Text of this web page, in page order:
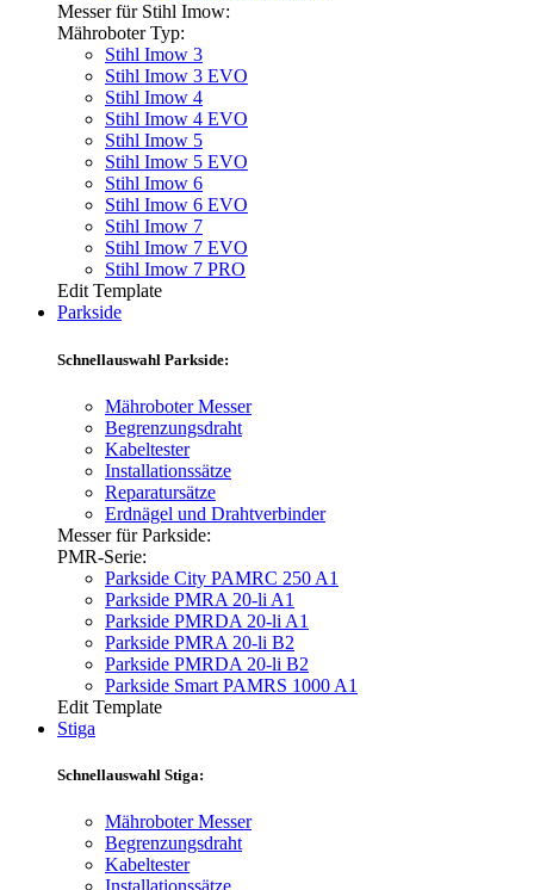
Messer für Stihl Imow:
Mähroboter Typ:
Stihl Imow 3
Stihl Imow 3 EVO
Stihl Imow 4
Stihl Imow 4 EVO
Stihl Imow 5
Stihl Imow 5 EVO
Stihl Imow 6
Stihl Imow 6 EVO
Stihl Imow 7
Stihl Imow 7 EVO
Stihl Imow 7 PRO
Edit Template
Parkside
Schnellauswahl Parkside:
Mähroboter Messer
Begrenzungsdraht
Kabeltester
Installationssätze
Reparatursätze
Erdnägel und Drahtverbinder
Messer für Parkside:
PMR-Serie:
Parkside City PAMRC 250 A1
Parkside PMRA 20-li A1
Parkside PMRDA 20-li A1
Parkside PMRA 20-li B2
Parkside PMRDA 20-li B2
Parkside Smart PAMRS 1000 A1
Edit Template
Stiga
Schnellauswahl Stiga:
Mähroboter Messer
Begrenzungsdraht
Kabeltester
Installationssätze